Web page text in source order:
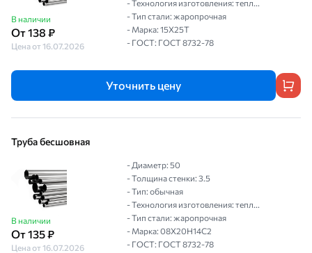
В наличии
От 138 ₽
Цена от 16.07.2026
- Технология изготовления: тепл...
- Тип стали: жаропрочная
- Марка: 15Х25Т
- ГОСТ: ГОСТ 8732-78
Уточнить цену
Труба бесшовная
В наличии
От 135 ₽
Цена от 16.07.2026
- Диаметр: 50
- Толщина стенки: 3.5
- Тип: обычная
- Технология изготовления: тепл...
- Тип стали: жаропрочная
- Марка: 08Х20Н14С2
- ГОСТ: ГОСТ 8732-78